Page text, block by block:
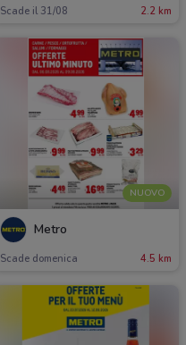
Scade il 31/08 2.2 km
NUOVO
Metro
Scade domenica 4.5 km